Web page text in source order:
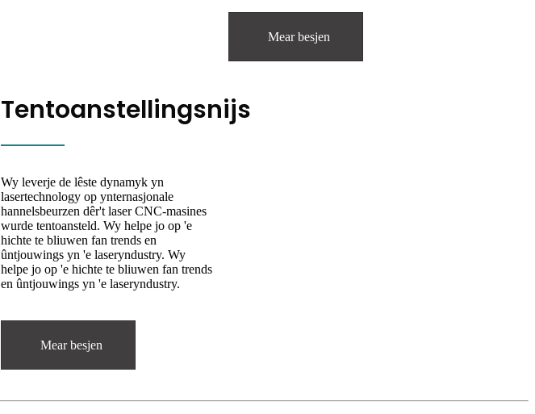
Mear besjen
Tentoanstellingsnijs
Wy leverje de lêste dynamyk yn
lasertechnology op ynternasjonale
hannelsbeurzen dêr't laser CNC-masines
wurde tentoansteld. Wy helpe jo op 'e
hichte te bliuwen fan trends en
ûntjouwings yn 'e laseryndustry. Wy
helpe jo op 'e hichte te bliuwen fan trends
en ûntjouwings yn 'e laseryndustry.
Mear besjen